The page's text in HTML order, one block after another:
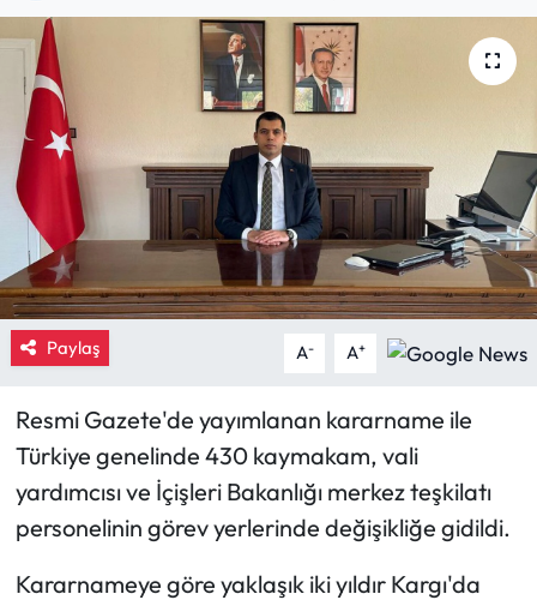
Paylaş A- A+
Resmi Gazete'de yayımlanan kararname ile
Türkiye genelinde 430 kaymakam, vali
yardımcısı ve İçişleri Bakanlığı merkez teşkilatı
personelinin görev yerlerinde değişikliğe gidildi.
Kararnameye göre yaklaşık iki yıldır Kargı'da
Ekonomi
Güncel
İskilip Haberleri
Kargı Haberleri
Kimdir?
Laçin Haberleri
Magazin
Mecitözü Haberleri